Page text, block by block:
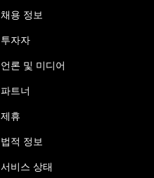
채용 정보
투자자
언론 및 미디어
파트너
제휴
법적 정보
서비스 상태